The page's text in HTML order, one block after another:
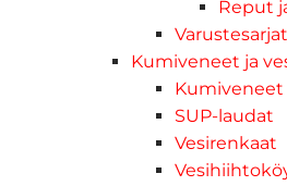
Reput
Varustesarjat
Kumiveneet ja
Kumiveneet
SUP-laudat
Vesirenkaat